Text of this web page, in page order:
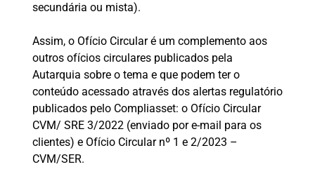
secundária ou mista).
Assim, o Ofício Circular é um complemento aos
outros ofícios circulares publicados pela
Autarquia sobre o tema e que podem ter o
conteúdo acessado através dos alertas regulatório
publicados pelo Compliasset: o Ofício Circular
CVM/ SRE 3/2022 (enviado por e-mail para os
clientes) e Ofício Circular nº 1 e 2/2023 –
CVM/SER.